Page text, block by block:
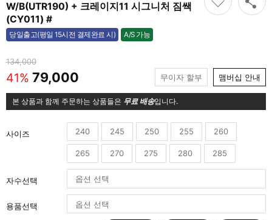
W/B(UTR190) + 크레이지11 시그니처 짐쌕
(CY011) #
당일출고(평일 15시전 결제완료 시) A/S 가능
가능
134,000
41% 79,000 무이자 할부 맴버십 안내
본 상품과 함께 주문하는 상품들은 무료 배송입니다.
사이즈 240 245 250 255 260
265 270 275 280 285
자수선택
용품선택